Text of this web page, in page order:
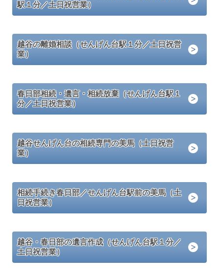
駅１分／土日祝営業）
越谷の離婚相談（せんげん台駅１分／土日祝営
業）
春日部相続・遺言・相続放棄（せんげん台駅１
分／土日祝営業）
越谷せんげん台の相続専門の美馬（土日祝営
業）
相続手続き春日部／せんげん台駅前の美馬（土
日祝営業）
越谷・春日部の遺言作成（せんげん台駅１分／
土日祝営業）